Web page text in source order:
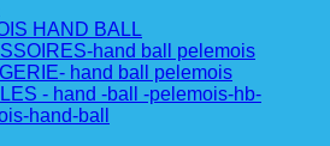
HAND BALL
hand ball pelemois
hand ball pelemois
- hand -ball -pelemois-hb-
hand-ball